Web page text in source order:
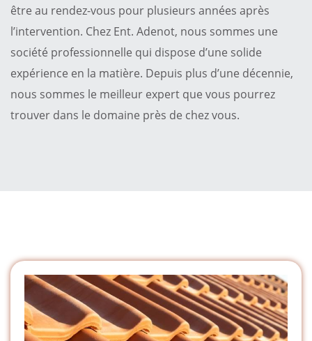
être au rendez-vous pour plusieurs années après
l’intervention. Chez Ent. Adenot, nous sommes une
société professionnelle qui dispose d’une solide
expérience en la matière. Depuis plus d’une décennie,
nous sommes le meilleur expert que vous pourrez
trouver dans le domaine près de chez vous.